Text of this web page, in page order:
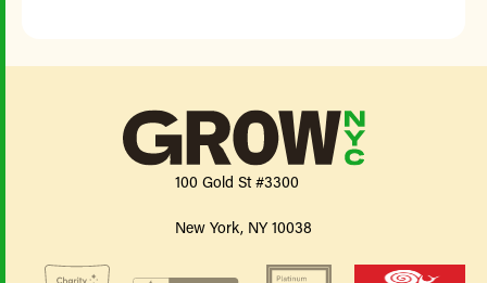
100 Gold St #3300
New York, NY 10038